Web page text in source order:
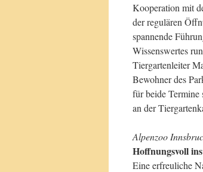
Kooperation mit
der regulären
spannende
Wissenswertes
Tiergartenleiter
Bewohner des
für beide Termine
an der
Alpenzoo
Hoffnungsvoll
Eine erfreuliche